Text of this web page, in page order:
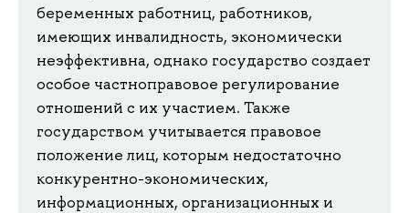
беременных работниц, работников,
имеющих инвалидность, экономически
неэффективна, однако государство создает
особое частноправовое регулирование
отношений с их участием. Также
государством учитывается правовое
положение лиц, которым недостаточно
конкурентно-экономических,
информационных, организационных и